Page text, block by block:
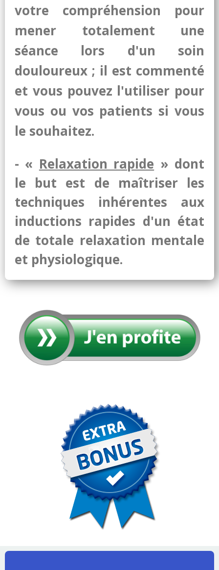
votre compréhension pour
mener totalement une
séance lors d'un soin
douloureux ; il est commenté
et vous pouvez l'utiliser pour
vous ou vos patients si vous
le souhaitez.
- « Relaxation rapide » dont
le but est de maîtriser les
techniques inhérentes aux
inductions rapides d'un état
de totale relaxation mentale
et physiologique.